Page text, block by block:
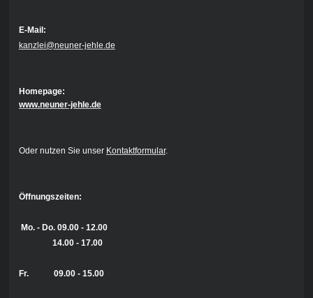
E-Mail:
kanzlei@neuner-jehle.de
Homepage:
www.neuner-jehle.de
Oder nutzen Sie unser Kontaktformular.
Öffnungszeiten:
Mo. - Do. 09.00 - 12.00
14.00 - 17.00
Fr. 09.00 - 15.00